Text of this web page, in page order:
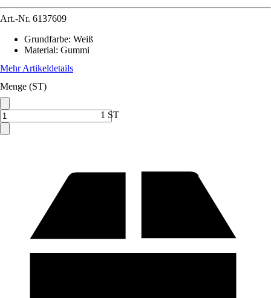
Art.-Nr. 6137609
Grundfarbe: Weiß
Material: Gummi
Mehr Artikeldetails
Menge (ST)
1 ST